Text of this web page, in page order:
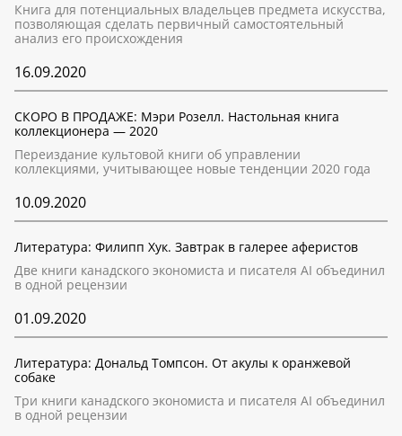
Книга для потенциальных владельцев предмета искусства,
позволяющая сделать первичный самостоятельный
анализ его происхождения
16.09.2020
СКОРО В ПРОДАЖЕ: Мэри Розелл. Настольная книга
коллекционера — 2020
Переиздание культовой книги об управлении
коллекциями, учитывающее новые тенденции 2020 года
10.09.2020
Литература: Филипп Хук. Завтрак в галерее аферистов
Две книги канадского экономиста и писателя AI объединил
в одной рецензии
01.09.2020
Литература: Дональд Томпсон. От акулы к оранжевой
собаке
Три книги канадского экономиста и писателя AI объединил
в одной рецензии